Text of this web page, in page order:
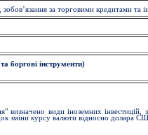
за торговими кредитами та
боргові інструменти)
види іноземних
зміни курсу валюти відносно долара